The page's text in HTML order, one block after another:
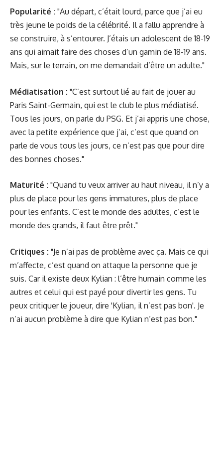
Popularité : "Au départ, c’était lourd, parce que j’ai eu
très jeune le poids de la célébrité. Il a fallu apprendre à
se construire, à s’entourer. J’étais un adolescent de 18-19
ans qui aimait faire des choses d’un gamin de 18-19 ans.
Mais, sur le terrain, on me demandait d’être un adulte."
Médiatisation : "C’est surtout lié au fait de jouer au
Paris Saint-Germain, qui est le club le plus médiatisé.
Tous les jours, on parle du PSG. Et j’ai appris une chose,
avec la petite expérience que j’ai, c’est que quand on
parle de vous tous les jours, ce n’est pas que pour dire
des bonnes choses."
Maturité : "Quand tu veux arriver au haut niveau, il n’y a
plus de place pour les gens immatures, plus de place
pour les enfants. C’est le monde des adultes, c’est le
monde des grands, il faut être prêt."
Critiques : "Je n’ai pas de problème avec ça. Mais ce qui
m’affecte, c’est quand on attaque la personne que je
suis. Car il existe deux Kylian : l’être humain comme les
autres et celui qui est payé pour divertir les gens. Tu
peux critiquer le joueur, dire 'Kylian, il n’est pas bon'. Je
n’ai aucun problème à dire que Kylian n’est pas bon."